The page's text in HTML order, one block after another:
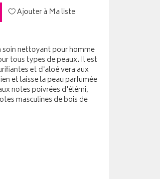
Ajouter à Ma liste
soin nettoyant pour homme
tous types de peaux. Il est
et d'aloé vera aux
et laisse la peau parfumée
notes poivrées d'élémi,
masculines de bois de